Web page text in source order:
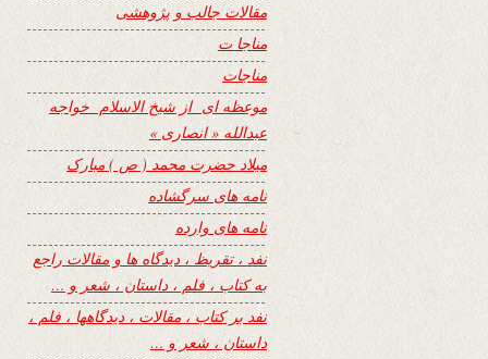
مقالات جالب و پژوهشی
مناجا ت
مناجات
موعظه ای از شیخ الاسلام خواجه
عبدالله « انصاری »
میلاد حضرت محمد ( ص ) مبارک
نامه های سرگشاده
نامه های وارده
نفد ، تقریظ ، دیدگاه ها و مقالات راجع
به کتاب ، فلم ، داستان ، شعر و …
نفد بر کتاب ، مقالات ، دیدگاهها ، فلم ،
داستان ، شعر و …